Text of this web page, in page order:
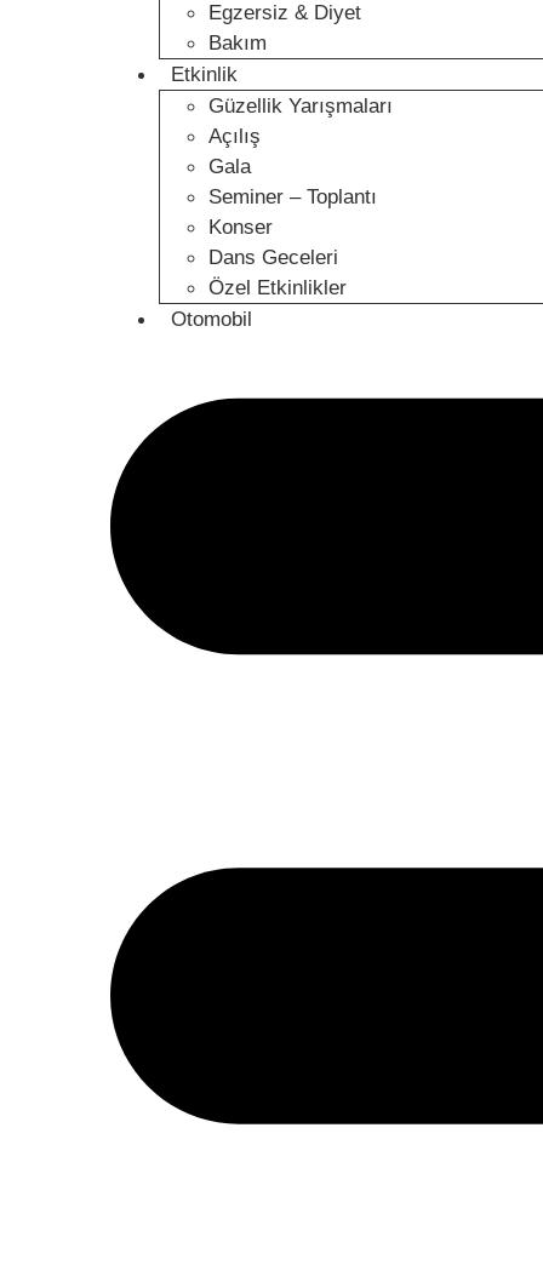
Egzersiz & Diyet
Bakım
Etkinlik
Güzellik Yarışmaları
Açılış
Gala
Seminer – Toplantı
Konser
Dans Geceleri
Özel Etkinlikler
Otomobil